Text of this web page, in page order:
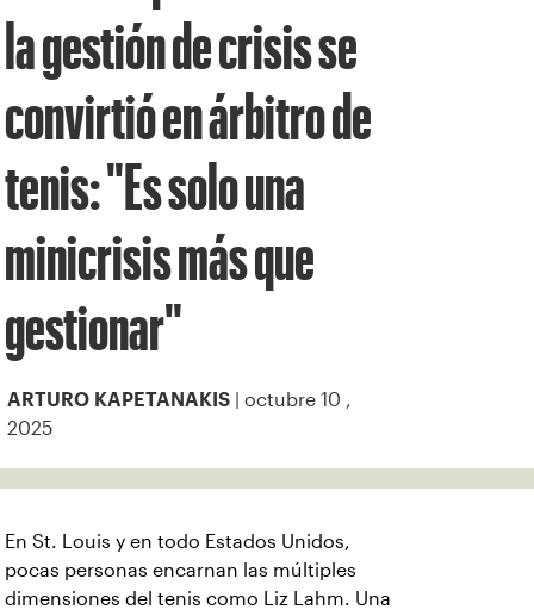
la gestión de crisis se
convirtió en árbitro de
tenis: "Es solo una
minicrisis más que
gestionar"
ARTURO KAPETANAKIS
| octubre 10 ,
2025
En St. Louis y en todo Estados Unidos,
pocas personas encarnan las múltiples
dimensiones del tenis como Liz Lahm. Una